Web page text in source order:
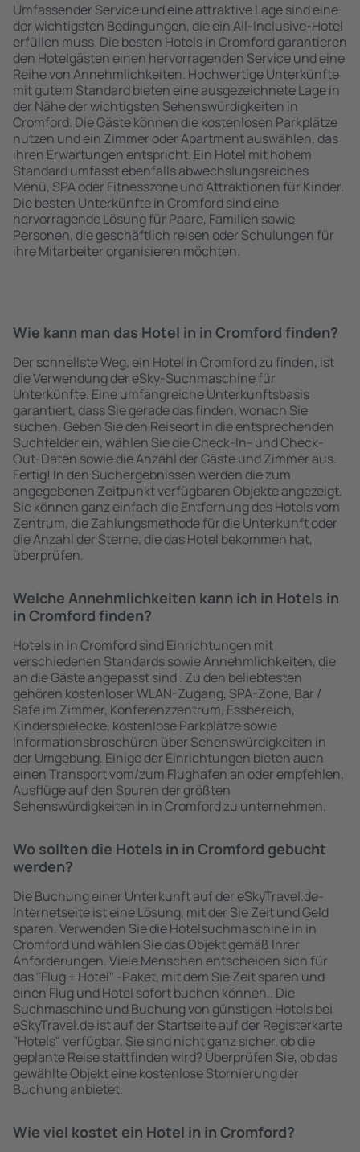
Umfassender Service und eine attraktive Lage sind eine
der wichtigsten Bedingungen, die ein All-Inclusive-Hotel
erfüllen muss. Die besten Hotels in Cromford garantieren
den Hotelgästen einen hervorragenden Service und eine
Reihe von Annehmlichkeiten. Hochwertige Unterkünfte
mit gutem Standard bieten eine ausgezeichnete Lage in
der Nähe der wichtigsten Sehenswürdigkeiten in
Cromford. Die Gäste können die kostenlosen Parkplätze
nutzen und ein Zimmer oder Apartment auswählen, das
ihren Erwartungen entspricht. Ein Hotel mit hohem
Standard umfasst ebenfalls abwechslungsreiches
Menü, SPA oder Fitnesszone und Attraktionen für Kinder.
Die besten Unterkünfte in Cromford sind eine
hervorragende Lösung für Paare, Familien sowie
Personen, die geschäftlich reisen oder Schulungen für
ihre Mitarbeiter organisieren möchten.
Wie kann man das Hotel in in Cromford finden?
Der schnellste Weg, ein Hotel in Cromford zu finden, ist
die Verwendung der eSky-Suchmaschine für
Unterkünfte. Eine umfangreiche Unterkunftsbasis
garantiert, dass Sie gerade das finden, wonach Sie
suchen. Geben Sie den Reiseort in die entsprechenden
Suchfelder ein, wählen Sie die Check-In- und Check-
Out-Daten sowie die Anzahl der Gäste und Zimmer aus.
Fertig! In den Suchergebnissen werden die zum
angegebenen Zeitpunkt verfügbaren Objekte angezeigt.
Sie können ganz einfach die Entfernung des Hotels vom
Zentrum, die Zahlungsmethode für die Unterkunft oder
die Anzahl der Sterne, die das Hotel bekommen hat,
überprüfen.
Welche Annehmlichkeiten kann ich in Hotels in
in Cromford finden?
Hotels in in Cromford sind Einrichtungen mit
verschiedenen Standards sowie Annehmlichkeiten, die
an die Gäste angepasst sind . Zu den beliebtesten
gehören kostenloser WLAN-Zugang, SPA-Zone, Bar /
Safe im Zimmer, Konferenzzentrum, Essbereich,
Kinderspielecke, kostenlose Parkplätze sowie
Informationsbroschüren über Sehenswürdigkeiten in
der Umgebung. Einige der Einrichtungen bieten auch
einen Transport vom/zum Flughafen an oder empfehlen,
Ausflüge auf den Spuren der größten
Sehenswürdigkeiten in in Cromford zu unternehmen.
Wo sollten die Hotels in in Cromford gebucht
werden?
Die Buchung einer Unterkunft auf der eSkyTravel.de-
Internetseite ist eine Lösung, mit der Sie Zeit und Geld
sparen. Verwenden Sie die Hotelsuchmaschine in in
Cromford und wählen Sie das Objekt gemäß Ihrer
Anforderungen. Viele Menschen entscheiden sich für
das "Flug + Hotel" -Paket, mit dem Sie Zeit sparen und
einen Flug und Hotel sofort buchen können.. Die
Suchmaschine und Buchung von günstigen Hotels bei
eSkyTravel.de ist auf der Startseite auf der Registerkarte
"Hotels" verfügbar. Sie sind nicht ganz sicher, ob die
geplante Reise stattfinden wird? Überprüfen Sie, ob das
gewählte Objekt eine kostenlose Stornierung der
Buchung anbietet.
Wie viel kostet ein Hotel in in Cromford?